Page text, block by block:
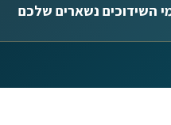
השידוכים נשארים שלכם